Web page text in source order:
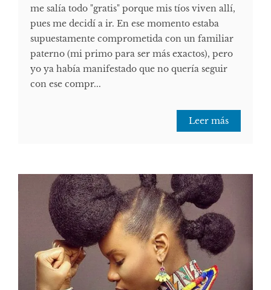
me salía todo "gratis" porque mis tíos viven allí,
pues me decidí a ir. En ese momento estaba
supuestamente comprometida con un familiar
paterno (mi primo para ser más exactos), pero
yo ya había manifestado que no quería seguir
con ese compr...
Leer más